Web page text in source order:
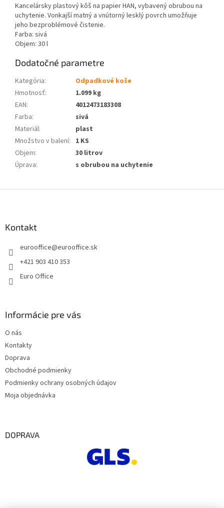
Kancelársky plastový kôš na papier HAN, vybavený obrubou na
uchytenie. Vonkajší matný a vnútorný lesklý povrch umožňuje
jeho bezproblémové čistenie.
Farba: sivá
Objem: 30 l
Dodatočné parametre
Kategória:
Odpadkové koše
Hmotnosť:
1.099 kg
EAN:
4012473183308
Farba:
sivá
Materiál:
plast
Množstvo v balení: 1 KS
Objem:
30 litrov
Úprava: s obrubou na uchytenie
Kontakt
eurooffice@eurooffice.sk
+421 903 410 353
Euro Office
Informácie pre vás
O nás
Kontakty
Doprava
Obchodné podmienky
Podmienky ochrany osobných údajov
Moja objednávka
DOPRAVA